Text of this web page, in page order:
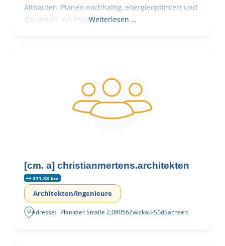
Altbauten, Planen nachhaltig, energieoptimiert und
dauerhaft. Als FreieWeiterlesen …
[cm. a] christianmertens.architekten
311.88 km
Architekten/Ingenieure
Adresse: Planitzer Straße 2,08056Zwickau-SüdSachsen